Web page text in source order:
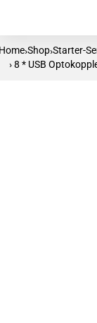
›Shop›Starter-
› 8 * USB